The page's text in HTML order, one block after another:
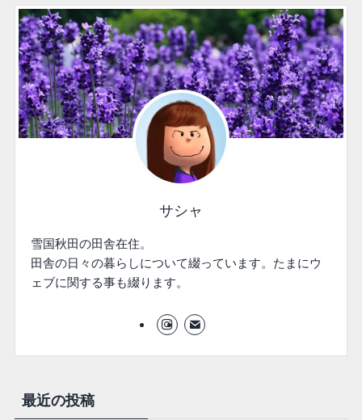
サシャ
雪国秋田の田舎在住。
田舎の日々の暮らしについて綴っています。たまにウ
ェブに関する事も綴ります。
最近の投稿